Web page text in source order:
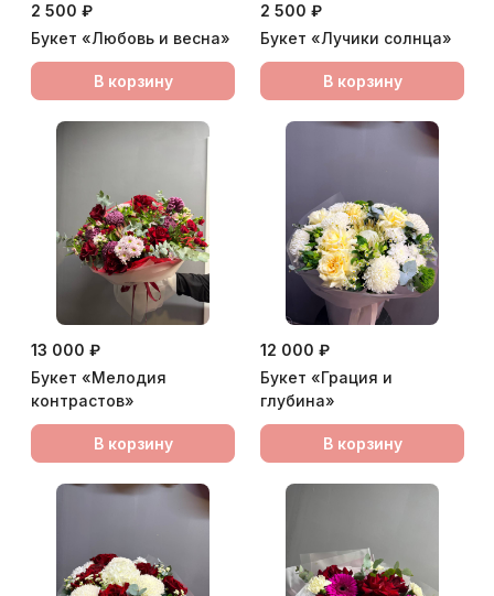
2 500 ₽
Букет «Любовь и весна»
В корзину
2 500 ₽
Букет «Лучики солнца»
В корзину
13 000 ₽
Букет «Мелодия
контрастов»
В корзину
12 000 ₽
Букет «Грация и
глубина»
В корзину